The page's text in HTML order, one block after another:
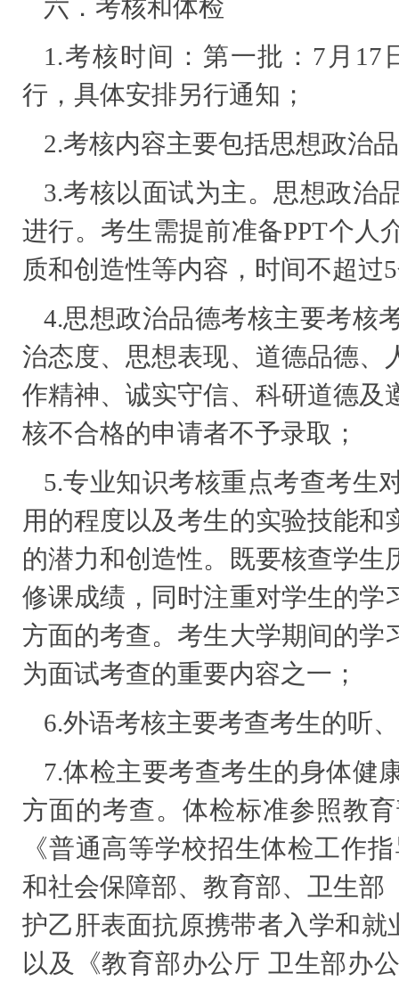
六．考核和体检
1.考核时间：第一批：7月
行，具体安排另行通知；
2.考核内容主要包括思想政治
3.考核以面试为主。思想政治
进行。考生需提前准备PPT个人
质和创造性等内容，时间不超过
4.思想政治品德考核主要考核
治态度、思想表现、道德品德、
作精神、诚实守信、科研道德及
核不合格的申请者不予录取；
5.专业知识考核重点考查考生
用的程度以及考生的实验技能
的潜力和创造性。既要核查学
修课成绩，同时注重对学生的学
方面的考查。考生大学期间的学
为面试考查的重要内容之一；
6.外语考核主要考查考生的听
7.体检主要考查考生的身体健
方面的考查。体检标准参照教
《普通高等学校招生体检工作
和社会保障部、教育部、卫生部
护乙肝表面抗原携带者入学和
以及《教育部办公厅 卫生部办